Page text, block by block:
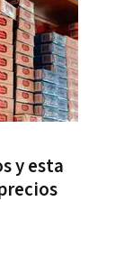
y esta